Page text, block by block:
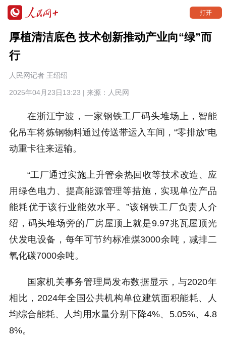
打开
厚植清洁底色 技术创新推动产业向“绿”而
行
人民网记者 王绍绍
2025年04月23日13:23 | 来源： 人民网
在浙江宁波，一家钢铁工厂码头堆场上，智能
化吊车将炼钢物料通过传送带运入车间，“零排放”电
动重卡往来运输。
“工厂通过实施上升管余热回收等技术改造、应
用绿色电力、提高能源管理等措施，实现单位产品
能耗优于该行业能效水平。”该钢铁工厂负责人介
绍，码头堆场旁的厂房屋顶上就是9.97兆瓦屋顶光
伏发电设备，每年可节约标准煤3000余吨，减排二
氧化碳7000余吨。
国家机关事务管理局发布数据显示，与2020年
相比，2024年全国公共机构单位建筑面积能耗、人
均综合能耗、人均用水量分别下降4%、5.05%、4.8
8%。